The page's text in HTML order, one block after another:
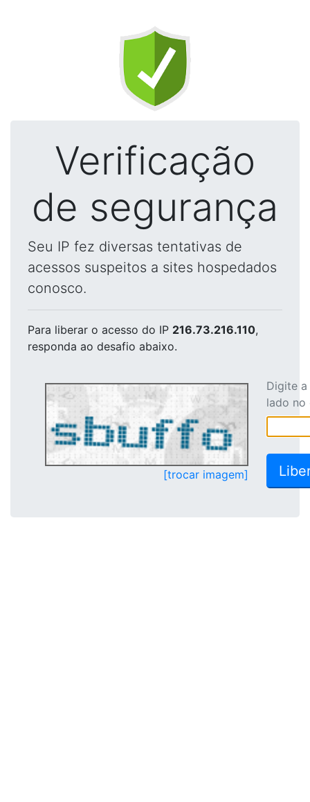
Verificação
de segurança
Seu IP fez diversas tentativas de
acessos suspeitos a sites hospedados
conosco.
Para liberar o acesso do IP 216.73.216.110,
responda ao desafio abaixo.
[trocar imagem]
Digite
lado no